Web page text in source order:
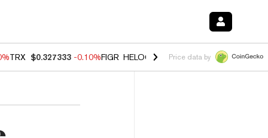
TRX $0.327333 -0.10%FIGR_HELOC $1.02 1.70% HYPE $55.82 -
Price data by